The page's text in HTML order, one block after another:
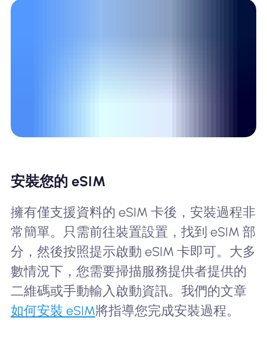
安裝您的 eSIM
擁有僅支援資料的 eSIM 卡後，安裝過程非
常簡單。只需前往裝置設置，找到 eSIM 部
分，然後按照提示啟動 eSIM 卡即可。大多
數情況下，您需要掃描服務提供者提供的
二維碼或手動輸入啟動資訊。我們的文章
如何安裝 eSIM將指導您完成安裝過程。